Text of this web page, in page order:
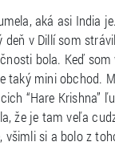
aká asi India
v Dillí som
bola. Keď
taký mini obchod.
“Hare Krishna”
že je tam veľa
všimli si a bolo z